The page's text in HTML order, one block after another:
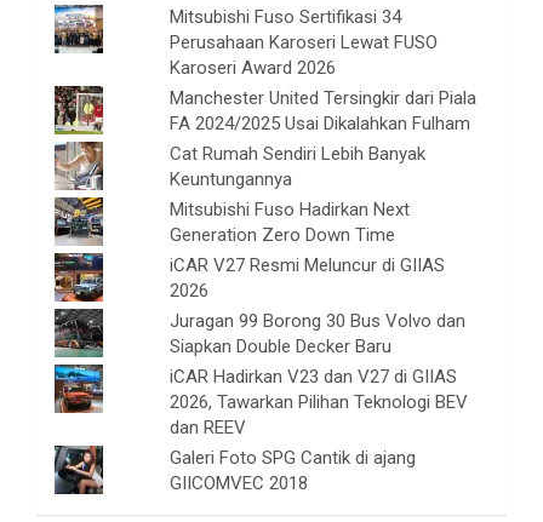
Mitsubishi Fuso Sertifikasi 34
Perusahaan Karoseri Lewat FUSO
Karoseri Award 2026
Manchester United Tersingkir dari Piala
FA 2024/2025 Usai Dikalahkan Fulham
Cat Rumah Sendiri Lebih Banyak
Keuntungannya
Mitsubishi Fuso Hadirkan Next
Generation Zero Down Time
iCAR V27 Resmi Meluncur di GIIAS
2026
Juragan 99 Borong 30 Bus Volvo dan
Siapkan Double Decker Baru
iCAR Hadirkan V23 dan V27 di GIIAS
2026, Tawarkan Pilihan Teknologi BEV
dan REEV
Galeri Foto SPG Cantik di ajang
GIICOMVEC 2018